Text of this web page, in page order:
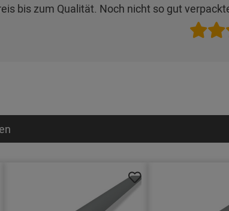
bis zum Qualität. Noch nicht so gut